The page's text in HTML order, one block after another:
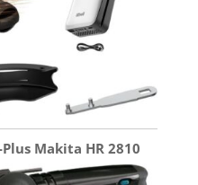
des
et
Makita HR 2810